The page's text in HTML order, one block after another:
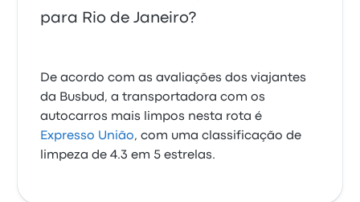
para Rio de Janeiro?
De acordo com as avaliações dos viajantes
da Busbud, a transportadora com os
autocarros mais limpos nesta rota é
Expresso União, com uma classificação de
limpeza de 4.3 em 5 estrelas.